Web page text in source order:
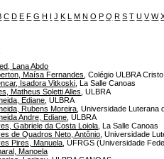
C D E F G H I J K L M N O P Q R S T U V W
Lana Abdo
Maísa Fernandes , Colégio ULBRA
Isadora Vitkoski , La Salle Canoas
Matheus Soletti Alles , ULBRA
Ediane , ULBRA
Rubens Moreira , Universidade Luterana
Andre, Ediane , ULBRA
Gabriele da Costa Loiola , La Salle Canoas
de Quadros Neto, Antônio , Universidade
Pires, Manuela , UFRGS (Universidade
Manoela